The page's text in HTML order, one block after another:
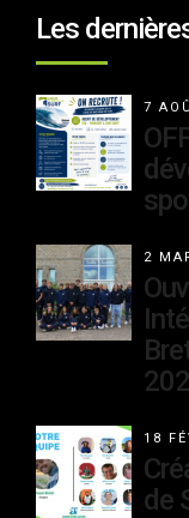
Les
7
2
18
de